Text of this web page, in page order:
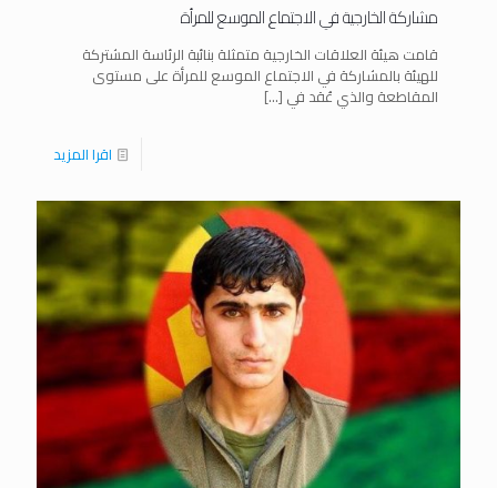
مشاركة الخارجية في الاجتماع الموسع للمرأة
قامت هيئة العلاقات الخارجية متمثلة بنائبة الرئاسة المشتركة
للهيئة بالمشاركة في الاجتماع الموسع للمرأة على مستوى
المقاطعة والذي عُقد في […]
اقرا المزيد